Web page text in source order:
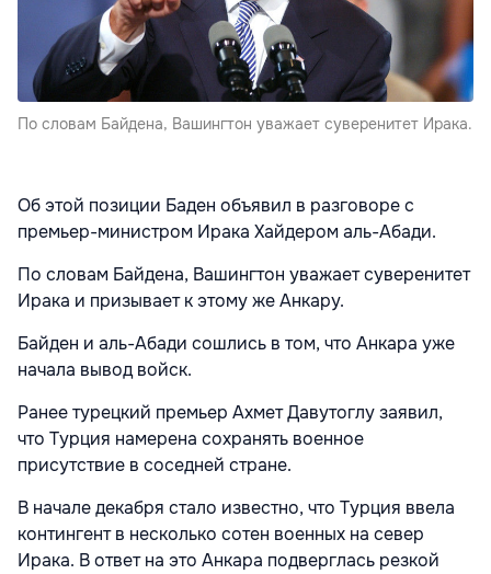
По словам Байдена, Вашингтон уважает суверенитет Ирака.
Об этой позиции Баден объявил в разговоре с
премьер-министром Ирака Хайдером аль-Абади.
По словам Байдена, Вашингтон уважает суверенитет
Ирака и призывает к этому же Анкару.
Байден и аль-Абади сошлись в том, что Анкара уже
начала вывод войск.
Ранее турецкий премьер Ахмет Давутоглу заявил,
что Турция намерена сохранять военное
присутствие в соседней стране.
В начале декабря стало известно, что Турция ввела
контингент в несколько сотен военных на север
Ирака. В ответ на это Анкара подверглась резкой